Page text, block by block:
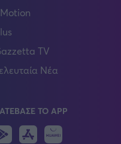
TV
Νέα
ΤΟ APP
Android
IOS